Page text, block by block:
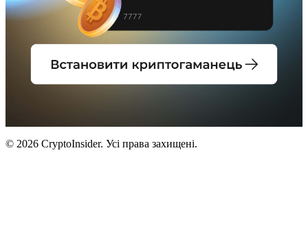
© 2026 CryptoInsider. Усі права захищені.